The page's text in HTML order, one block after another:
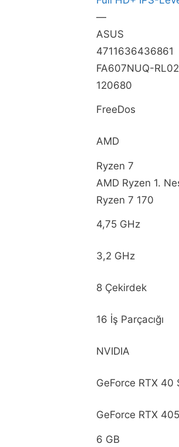
—
ASUS
4711636436861
FA607NUQ-
120680
FreeDos
AMD
Ryzen 7
AMD Ryzen 1.
Ryzen 7 170
4,75 GHz
3,2 GHz
8 Çekirdek
16 İş Parçacığı
NVIDIA
GeForce RTX 40
GeForce RTX
6 GB